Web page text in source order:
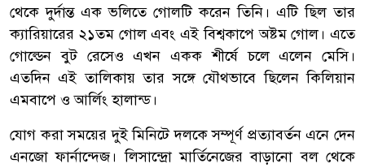
থেকে দুর্দান্ত এক ভলিতে গোলটি করেন তিনি। এটি ছিল তার
ক্যারিয়ারের ২১তম গোল এবং এই বিশ্বকাপে অষ্টম গোল। এতে
গোল্ডেন বুট রেসেও এখন একক শীর্ষে চলে এলেন মেসি।
এতদিন এই তালিকায় তার সঙ্গে যৌথভাবে ছিলেন কিলিয়ান
এমবাপে ও আর্লিং হালান্ড।
যোগ করা সময়ের দুই মিনিটে দলকে সম্পূর্ণ প্রত্যাবর্তন এনে দেন
এনজো ফার্নান্দেজ। লিসান্দ্রো মার্তিনেজের বাড়ানো বল থেকে